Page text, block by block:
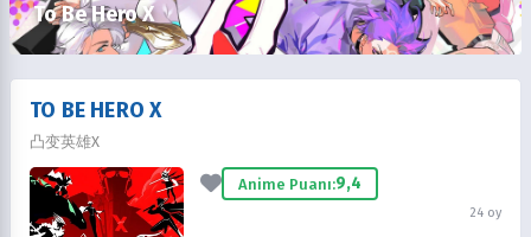
To Be Hero X
TO BE HERO X
凸变英雄X
Anime Puanı:9,4
24 oy